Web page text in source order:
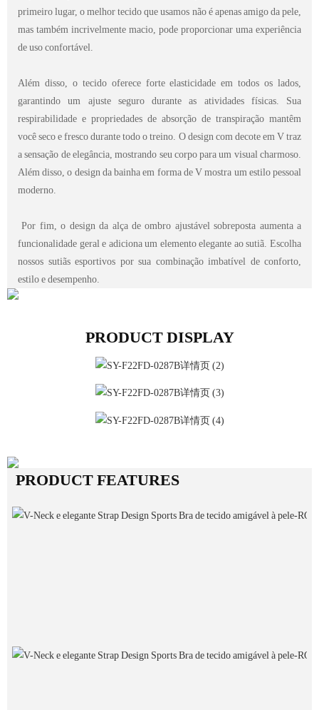
primeiro lugar, o melhor tecido que usamos não é apenas amigo da pele,
mas também incrivelmente macio, pode proporcionar uma experiência
de uso confortável.
Além disso, o tecido oferece forte elasticidade em todos os lados,
garantindo um ajuste seguro durante as atividades físicas. Sua
respirabilidade e propriedades de absorção de transpiração mantêm
você seco e fresco durante todo o treino. O design com decote em V traz
a sensação de elegância, mostrando seu corpo para um visual charmoso.
Além disso, o design da bainha em forma de V mostra um estilo pessoal
moderno.
Por fim, o design da alça de ombro ajustável sobreposta aumenta a
funcionalidade geral e adiciona um elemento elegante ao sutiã. Escolha
nossos sutiãs esportivos por sua combinação imbatível de conforto,
estilo e desempenho.
PRODUCT DISPLAY
PRODUCT FEATURES